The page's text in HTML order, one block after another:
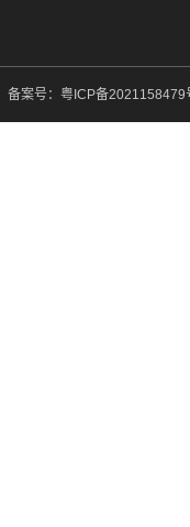
备案号： 粤ICP备2021158479